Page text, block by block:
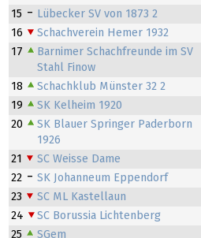
15
Lübecker SV von 1873 2
16
Schachverein Hemer 1932
17
Barnimer Schachfreunde im SV
Stahl Finow
18 Schachklub Münster 32 2
19
SK Kelheim 1920
20
SK Blauer Springer Paderborn
1926
21 SC Weisse Dame
22
SK Johanneum Eppendorf
23
SC ML Kastellaun
24
SC Borussia Lichtenberg
25
SGem